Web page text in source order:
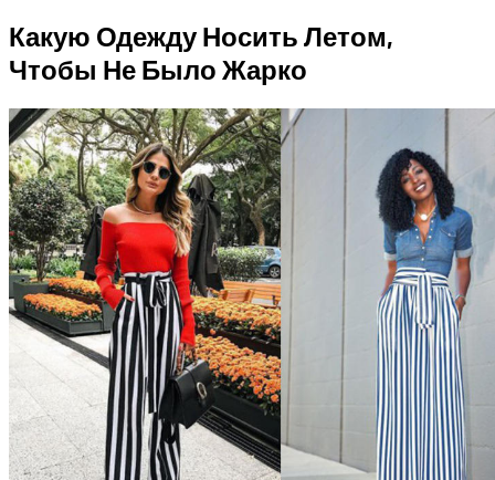
Какую Одежду Носить Летом,
Чтобы Не Было Жарко